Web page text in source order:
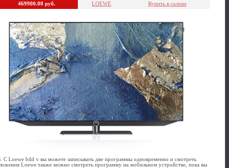
469900.00 руб. LOEWE Купить в салоне
Loewe bild v вы можете записывать две программы одновременно и смотреть
Loewe также можно смотреть программу на мобильном устройстве, пока вы